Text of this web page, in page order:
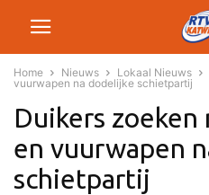
Home Nieuws Lokaal Nieuws
vuurwapen na dodelijke schietpartij
Duikers
en vuurwapen
schietpartij